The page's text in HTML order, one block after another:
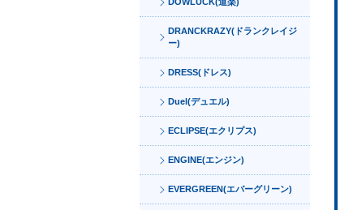
DRANCKRAZY(ドランクレイジ
ー)
DRESS(ドレス)
Duel(デュエル)
ECLIPSE(エクリプス)
ENGINE(エンジン)
EVERGREEN(エバーグリーン)